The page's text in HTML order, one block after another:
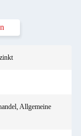
Allgemeine